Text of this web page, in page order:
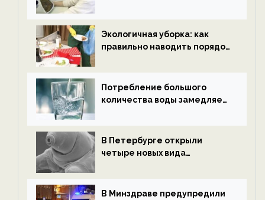
ECOportal
Экологичная уборка: как
правильно наводить порядок
Потребление большого
количества воды замедляет
В Петербурге открыли
четыре новых вида
экологии на ECOportal
В Минздраве предупредили